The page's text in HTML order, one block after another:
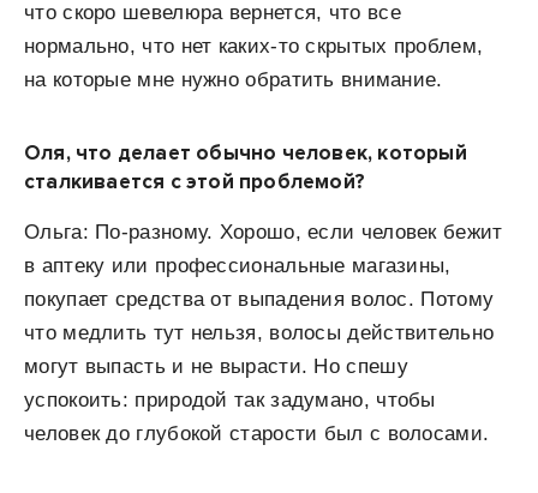
что скоро шевелюра вернется, что все
нормально, что нет каких-то скрытых проблем,
на которые мне нужно обратить внимание.
Оля, что делает обычно человек, который
сталкивается с этой проблемой?
Ольга: По-разному. Хорошо, если человек бежит
в аптеку или профессиональные магазины,
покупает средства от выпадения волос. Потому
что медлить тут нельзя, волосы действительно
могут выпасть и не вырасти. Но спешу
успокоить: природой так задумано, чтобы
человек до глубокой старости был с волосами.